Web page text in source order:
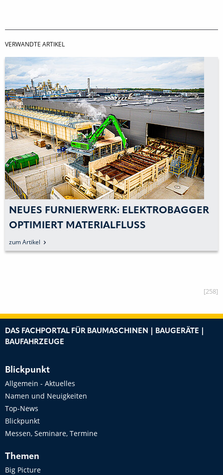
VERWANDTE ARTIKEL
NEUES FURNIERWERK: ELEKTROBAGGER
OPTIMIERT MATERIALFLUSS
zum Artikel
[258]
DAS FACHPORTAL FÜR BAUMASCHINEN | BAUGERÄTE |
BAUFAHRZEUGE
Blickpunkt
Allgemein - Aktuelles
Namen und Neuigkeiten
Top-News
Blickpunkt
Messen, Seminare, Termine
Themen
Big Picture